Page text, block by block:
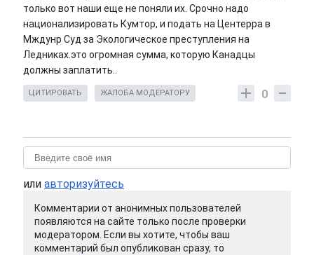
только вот наши еще не поняли их. Срочно надо
национализировать Кумтор, и подать на Центерра в
Мждунр Суд за Экологическое преступления на
Ледниках.это огромная сумма, которую Канадцы
должны заплатить..
0
ЦИТИРОВАТЬ ЖАЛОБА МОДЕРАТОРУ
или авторизуйтесь
Комментарии от анонимных пользователей
появляются на сайте только после проверки
модератором. Если вы хотите, чтобы ваш
комментарий был опубликован сразу, то